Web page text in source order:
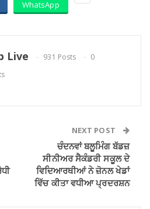
WhatsApp
Live 931 Posts
0
NEXT POST
ਚੰਦਨਵਾਂ ਬਲੂਮਿੰਗ ਬੱਡਜ਼
ਸੀਨੀਅਰ ਸੈਕੰਡਰੀ ਸਕੂਲ ਦੇ
ਵਿਦਿਆਰਥੀਆਂ ਨੇ ਜ਼ੋਨਲ ਖੇਡਾਂ
ਵਿੱਚ ਕੀਤਾ ਵਧੀਆ ਪ੍ਰਦਰਸ਼ਨ